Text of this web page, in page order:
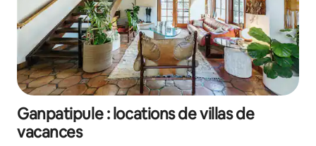
Ganpatipule : locations de villas de
vacances